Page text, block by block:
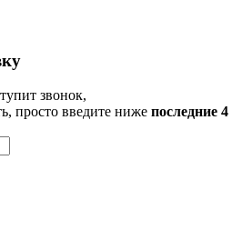
звонок,
просто введите ниже последние 4